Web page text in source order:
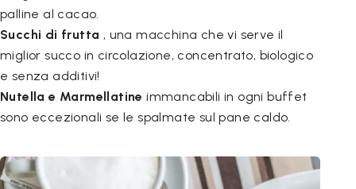
palline al cacao.
Succhi di frutta , una macchina che vi serve il
miglior succo in circolazione, concentrato, biologico
e senza additivi!
Nutella e Marmellatineimmancabili in ogni buffet
sono eccezionali se le spalmate sul pane caldo.